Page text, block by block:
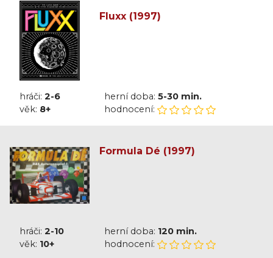
Fluxx (1997)
hráči: 2-6 herní doba: 5-30 min.
věk: 8+ hodnocení:
Formula Dé (1997)
hráči: 2-10 herní doba: 120 min.
věk: 10+ hodnocení: